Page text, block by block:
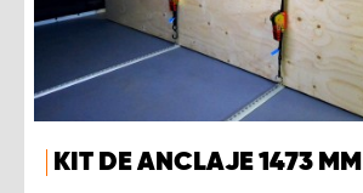
KIT DE ANCLAJE 1473 MM